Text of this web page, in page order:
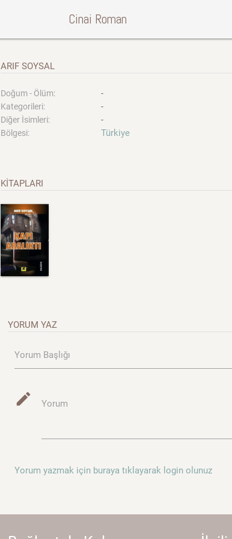
Cinai Roman
ARIF SOYSAL
Doğum - Ölüm: -
Kategorileri: -
Diğer İsimleri: -
Bölgesi: Türkiye
KİTAPLARI
YORUM YAZ
Yorum Başlığı
mode_edit Yorum
Yorum yazmak için buraya tıklayarak login olunuz